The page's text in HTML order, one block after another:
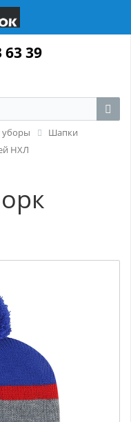
63 39
уборы
Шапки
НХЛ